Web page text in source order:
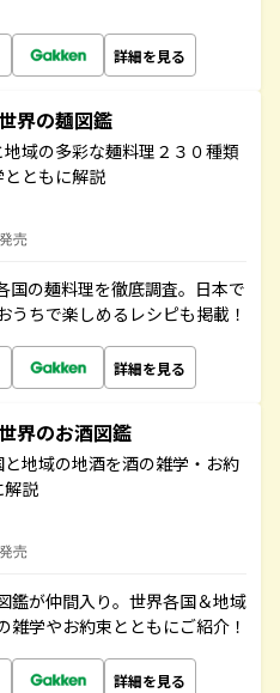
詳細を見る
界の麺図鑑
地域の多彩な麺料理２３０種類
ともに解説
売
国の麺料理を徹底調査。日本で
ちで楽しめるレシピも掲載！
詳細を見る
界のお酒図鑑
と地域の地酒を酒の雑学・お約
解説
売
鑑が仲間入り。世界各国＆地域
学やお約束とともにご紹介！
詳細を見る